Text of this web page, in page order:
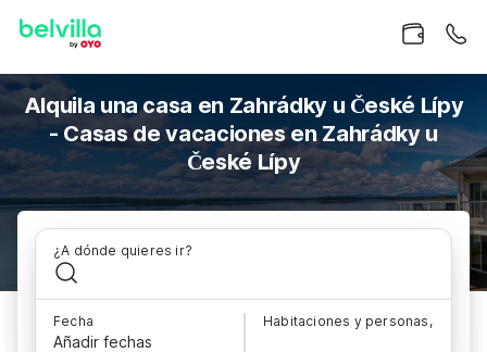
Alquila una casa en Zahrádky u České Lípy
- Casas de vacaciones en Zahrádky u
České Lípy
¿A dónde quieres ir?
Fecha
Añadir fechas
Habitaciones y personas,